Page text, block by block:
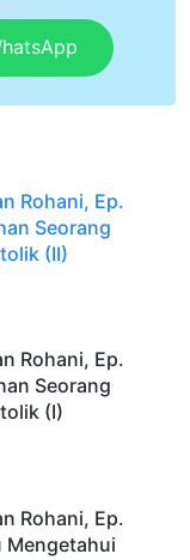
Rohani, Ep.
Seorang
(II)
Rohani, Ep.
Seorang
(I)
Rohani, Ep.
Mengetahui